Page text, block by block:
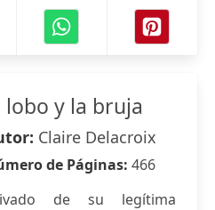
lobo y la bruja
Claire Delacroix
de Páginas: 466
de su legítima